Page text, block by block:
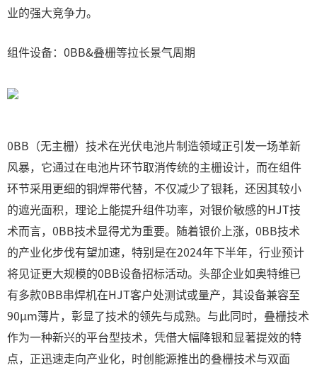
业的强大竞争力。
组件设备：0BB&叠栅等拉长景气周期
0BB（无主栅）技术在光伏电池片制造领域正引发一场革新
风暴，它通过在电池片环节取消传统的主栅设计，而在组件
环节采用更细的铜焊带代替，不仅减少了银耗，还因其较小
的遮光面积，理论上能提升组件功率，对银价敏感的HJT技
术而言，0BB技术显得尤为重要。随着银价上涨，0BB技术
的产业化步伐有望加速，特别是在2024年下半年，行业预计
将见证更大规模的0BB设备招标活动。头部企业如奥特维已
有多款0BB串焊机在HJT客户处测试或量产，其设备兼容至
90μm薄片，彰显了技术的领先与成熟。与此同时，叠栅技术
作为一种新兴的平台型技术，凭借大幅降银和显著提效的特
点，正迅速走向产业化，时创能源推出的叠栅技术与双面